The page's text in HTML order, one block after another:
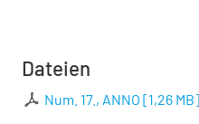
Dateien
Num. 17., ANNO [1,26 MB]